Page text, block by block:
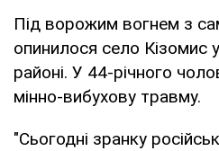
Під ворожим вогнем з
опинилося село Кізомис
районі. У 44-річного
мінно-вибухову травму.
"Сьогодні зранку